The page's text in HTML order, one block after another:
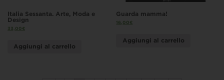
Italia Sessanta. Arte, Moda e
Design
33,00€
Aggiungi al carrello
Guarda mamma!
16,00€
Aggiungi al carrello